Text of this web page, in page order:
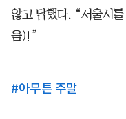
않고 답했다. “서울시
음)!”
#아무튼 주말